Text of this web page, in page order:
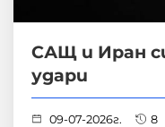
САЩ и Иран
удари
09-07-2026г. 8